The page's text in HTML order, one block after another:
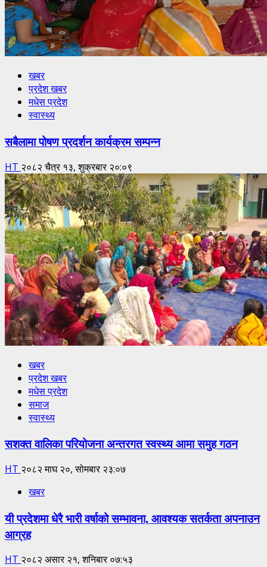
खबर
प्रदेश खबर
मधेस प्रदेश
स्वास्थ्य
सबैलामा पोषण प्रदर्शन कार्यक्रम सम्पन्न
HT २०८२ चैत्र १३, शुक्रबार २०:०९
खबर
प्रदेश खबर
मधेस प्रदेश
समाज
स्वास्थ्य
सशक्त वालिका परियोजना अन्तरगत स्वस्थ्य आमा समुह गठन
HT २०८२ माघ २०, सोमबार २३:०७
खबर
यी प्रदेशमा धेरै भारी वर्षाको सम्भावना, आवश्यक सतर्कता अपनाउन
आग्रह
HT २०८२ असार २१, शनिबार ०७:५३